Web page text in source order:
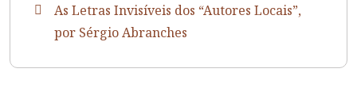
As Letras Invisíveis dos “Autores Locais”,
por Sérgio Abranches